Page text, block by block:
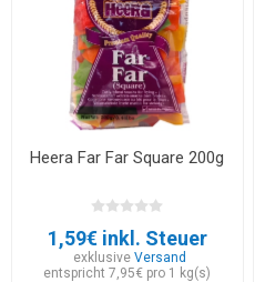
Heera Far Far Square 200g
1,59€ inkl. Steuer
exklusiveVersand
entspricht 7,95€ pro 1 kg(s)